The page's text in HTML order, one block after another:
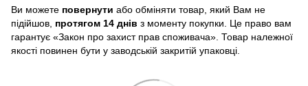
Ви можете повернути або обміняти товар, який Вам не
підійшов, протягом 14 днів з моменту покупки. Це право вам
гарантує «Закон про захист прав споживача». Товар належної
якості повинен бути у заводській закритій упаковці.